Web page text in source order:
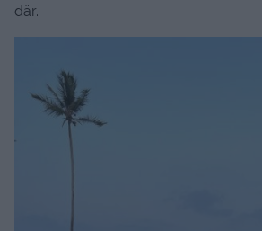
där.